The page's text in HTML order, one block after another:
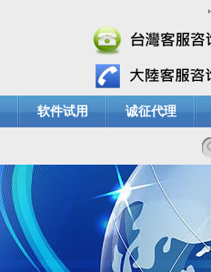
软件试用 诚征代理